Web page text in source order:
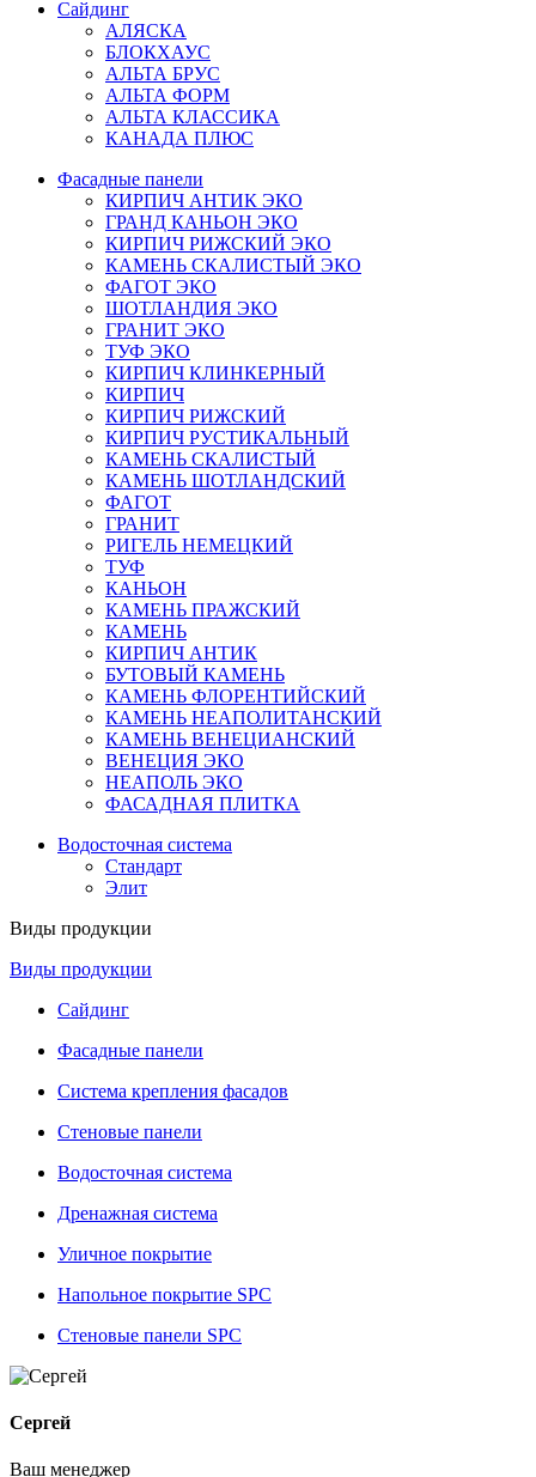
Сайдинг
АЛЯСКА
БЛОКХАУС
АЛЬТА БРУС
АЛЬТА ФОРМ
АЛЬТА КЛАССИКА
КАНАДА ПЛЮС
Фасадные панели
КИРПИЧ АНТИК ЭКО
ГРАНД КАНЬОН ЭКО
КИРПИЧ РИЖСКИЙ ЭКО
КАМЕНЬ СКАЛИСТЫЙ ЭКО
ФАГОТ ЭКО
ШОТЛАНДИЯ ЭКО
ГРАНИТ ЭКО
ТУФ ЭКО
КИРПИЧ КЛИНКЕРНЫЙ
КИРПИЧ
КИРПИЧ РИЖСКИЙ
КИРПИЧ РУСТИКАЛЬНЫЙ
КАМЕНЬ СКАЛИСТЫЙ
КАМЕНЬ ШОТЛАНДСКИЙ
ФАГОТ
ГРАНИТ
РИГЕЛЬ НЕМЕЦКИЙ
ТУФ
КАНЬОН
КАМЕНЬ ПРАЖСКИЙ
КАМЕНЬ
КИРПИЧ АНТИК
БУТОВЫЙ КАМЕНЬ
КАМЕНЬ ФЛОРЕНТИЙСКИЙ
КАМЕНЬ НЕАПОЛИТАНСКИЙ
КАМЕНЬ ВЕНЕЦИАНСКИЙ
ВЕНЕЦИЯ ЭКО
НЕАПОЛЬ ЭКО
ФАСАДНАЯ ПЛИТКА
Водосточная система
Стандарт
Элит
Виды продукции
Виды продукции
Сайдинг
Фасадные панели
Система крепления фасадов
Стеновые панели
Водосточная система
Дренажная система
Уличное покрытие
Напольное покрытие SPC
Стеновые панели SPC
Сергей
Ваш менеджер